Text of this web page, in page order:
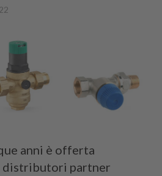
anni è offerta
distributori partner